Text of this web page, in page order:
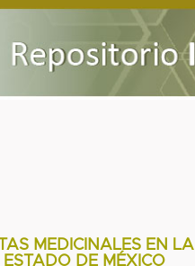
MEDICINALES EN LA
DE MÉXICO